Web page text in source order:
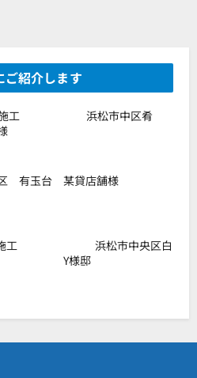
ご紹介します
月施工 浜松市中区肴
有玉台 某貸店舗様
施工 浜松市中央区白
Y様邸